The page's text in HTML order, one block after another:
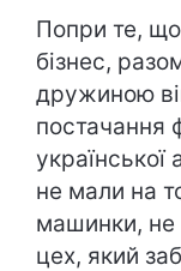
Попри те,
бізнес,
дружиною
постачання
української
не мали на
машинки, не
цех, який